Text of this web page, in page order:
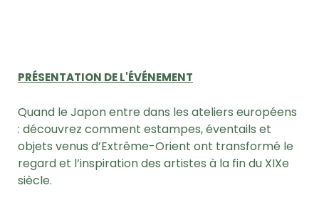
PRÉSENTATION DE L'ÉVÉNEMENT
Quand le Japon entre dans les ateliers européens
: découvrez comment estampes, éventails et
objets venus d’Extrême-Orient ont transformé le
regard et l’inspiration des artistes à la fin du XIXe
siècle.